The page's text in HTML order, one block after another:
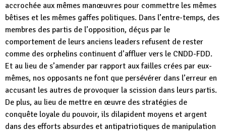
accrochée aux mêmes manœuvres pour commettre les mêmes
bêtises et les mêmes gaffes politiques. Dans l’entre-temps, des
membres des partis de l’opposition, déçus par le
comportement de leurs anciens leaders refusent de rester
comme des orphelins continuent d’affluer vers le CNDD-FDD.
Et au lieu de s’amender par rapport aux failles crées par eux-
mêmes, nos opposants ne font que persévérer dans l’erreur en
accusant les autres de provoquer la scission dans leurs partis.
De plus, au lieu de mettre en œuvre des stratégies de
conquête loyale du pouvoir, ils dilapident moyens et argent
dans des efforts absurdes et antipatriotiques de manipulation